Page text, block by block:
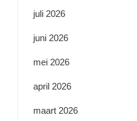
juli 2026
juni 2026
mei 2026
april 2026
maart 2026